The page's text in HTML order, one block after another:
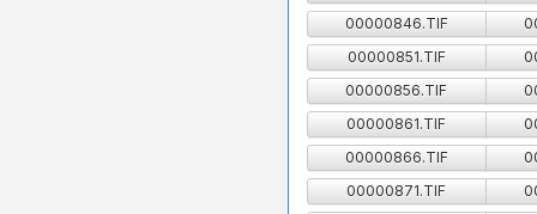
00000846.TIF
00000851.TIF
00000856.TIF
00000861.TIF
00000866.TIF
00000871.TIF